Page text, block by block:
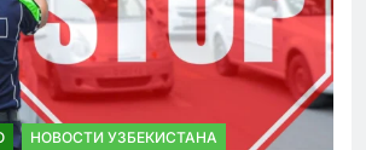
НОВОСТИ УЗБЕКИСТАНА